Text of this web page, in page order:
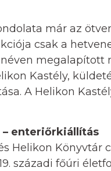
már az
csak a
megalapított
Kastély,
A Helikon
enteriőrkiállítás
Helikon Könyvtár
századi főúri